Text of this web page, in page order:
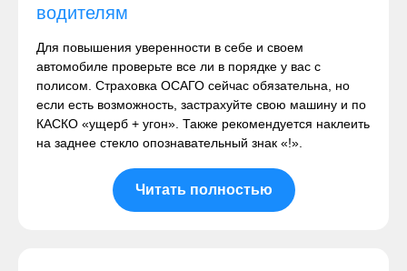
водителям
Для повышения уверенности в себе и своем
автомобиле проверьте все ли в порядке у вас с
полисом. Страховка ОСАГО сейчас обязательна, но
если есть возможность, застрахуйте свою машину и по
КАСКО «ущерб + угон». Также рекомендуется наклеить
на заднее стекло опознавательный знак «!».
Читать полностью